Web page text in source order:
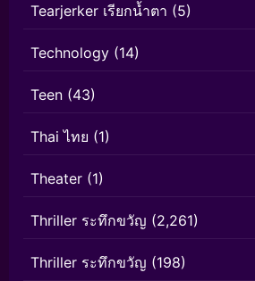
Tearjerker เรียกน้ำตา (5)
Technology (14)
Teen (43)
Thai ไทย (1)
Theater (1)
Thriller ระทึกขวัญ (2,261)
Thriller ระทึกขวัญ (198)